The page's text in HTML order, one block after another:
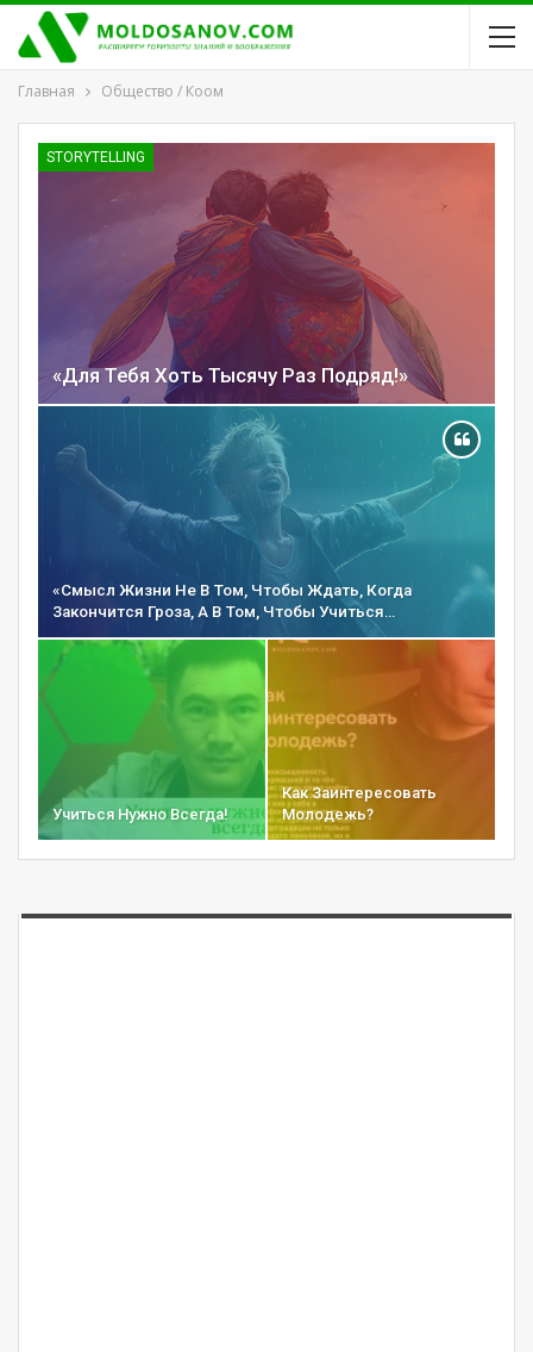
Главная Общество / Коом
STORYTELLING
«Для Тебя Хоть Тысячу Раз Подряд!»
«Смысл Жизни Не В Том, Чтобы Ждать, Когда
Закончится Гроза, А В Том, Чтобы Учиться…
Учиться Нужно Всегда!
Как Заинтересовать
Молодежь?